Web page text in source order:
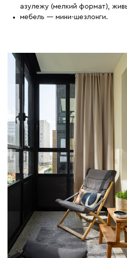
азулежу (мелкий формат),
мебель — мини-шезлонги.